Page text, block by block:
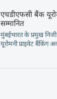
एचडीएफसी बैंक
सम्मानित
मुंबईभारत के प्रमुख
यूरोमनी प्राइवेट बैंकिंग